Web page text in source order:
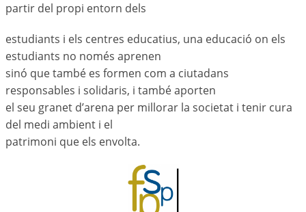
partir del propi entorn dels
estudiants i els centres educatius, una educació on els
estudiants no només aprenen
sinó que també es formen com a ciutadans
responsables i solidaris, i també aporten
el seu granet d’arena per millorar la societat i tenir cura
del medi ambient i el
patrimoni que els envolta.